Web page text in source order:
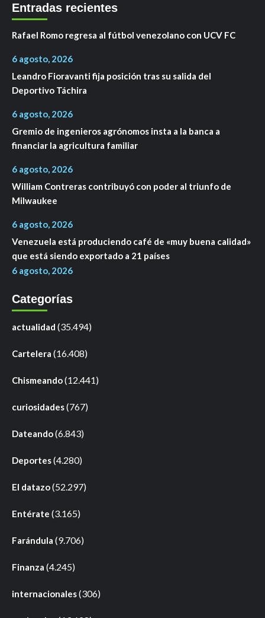
Entradas recientes
Rafael Romo regresa al fútbol venezolano con UCV FC
6 agosto, 2026
Leandro Fioravanti fija posición tras su salida del
Deportivo Táchira
6 agosto, 2026
Gremio de ingenieros agrónomos insta a la banca a
financiar la agricultura familiar
6 agosto, 2026
William Contreras contribuyó con poder al triunfo de
Milwaukee
6 agosto, 2026
Venezuela está produciendo café de «muy buena calidad»
que está siendo exportado a 21 países
6 agosto, 2026
Categorías
actualidad (35.494)
Cartelera (16.408)
Chismeando(12.441)
curiosidades(767)
Dateando(6.843)
Deportes(4.280)
El datazo(52.297)
Entérate (3.165)
Farándula (9.706)
Finanza (4.245)
internacionales(306)